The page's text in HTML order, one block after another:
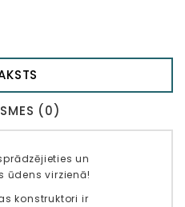
(0)
un
ūdens virzienā!
konstruktori ir